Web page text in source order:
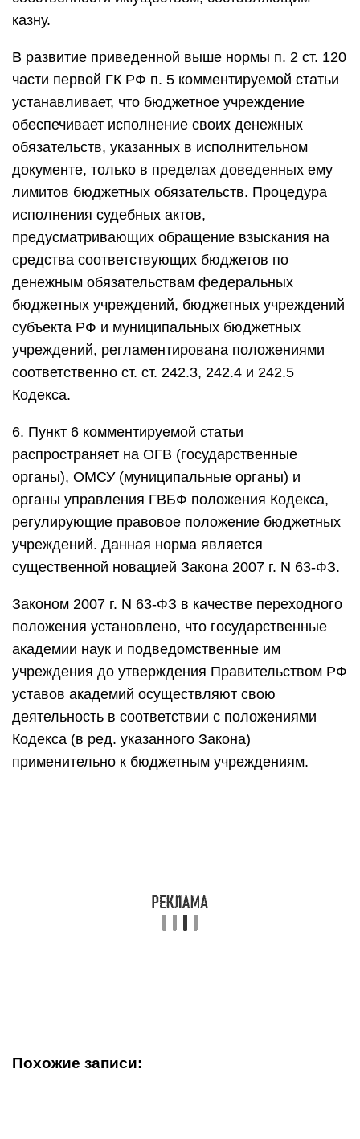
казну.
В развитие приведенной выше нормы п. 2 ст. 120
части первой ГК РФ п. 5 комментируемой статьи
устанавливает, что бюджетное учреждение
обеспечивает исполнение своих денежных
обязательств, указанных в исполнительном
документе, только в пределах доведенных ему
лимитов бюджетных обязательств. Процедура
исполнения судебных актов,
предусматривающих обращение взыскания на
средства соответствующих бюджетов по
денежным обязательствам федеральных
бюджетных учреждений, бюджетных учреждений
субъекта РФ и муниципальных бюджетных
учреждений, регламентирована положениями
соответственно ст. ст. 242.3, 242.4 и 242.5
Кодекса.
6. Пункт 6 комментируемой статьи
распространяет на ОГВ (государственные
органы), ОМСУ (муниципальные органы) и
органы управления ГВБФ положения Кодекса,
регулирующие правовое положение бюджетных
учреждений. Данная норма является
существенной новацией Закона 2007 г. N 63-ФЗ.
Законом 2007 г. N 63-ФЗ в качестве переходного
положения установлено, что государственные
академии наук и подведомственные им
учреждения до утверждения Правительством РФ
уставов академий осуществляют свою
деятельность в соответствии с положениями
Кодекса (в ред. указанного Закона)
применительно к бюджетным учреждениям.
Похожие записи: